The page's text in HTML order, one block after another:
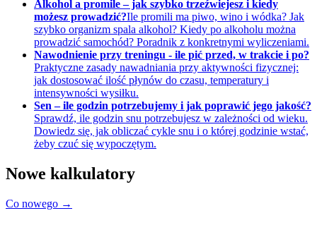
Alkohol a promile – jak szybko trzeźwiejesz i kiedy
możesz prowadzić?Ile promili ma piwo, wino i wódka? Jak
szybko organizm spala alkohol? Kiedy po alkoholu można
prowadzić samochód? Poradnik z konkretnymi wyliczeniami.
Nawodnienie przy treningu - ile pić przed, w trakcie i po?
Praktyczne zasady nawadniania przy aktywności fizycznej:
jak dostosować ilość płynów do czasu, temperatury i
intensywności wysiłku.
Sen – ile godzin potrzebujemy i jak poprawić jego jakość?
Sprawdź, ile godzin snu potrzebujesz w zależności od wieku.
Dowiedz się, jak obliczać cykle snu i o której godzinie wstać,
żeby czuć się wypoczętym.
Nowe kalkulatory
Co nowego →